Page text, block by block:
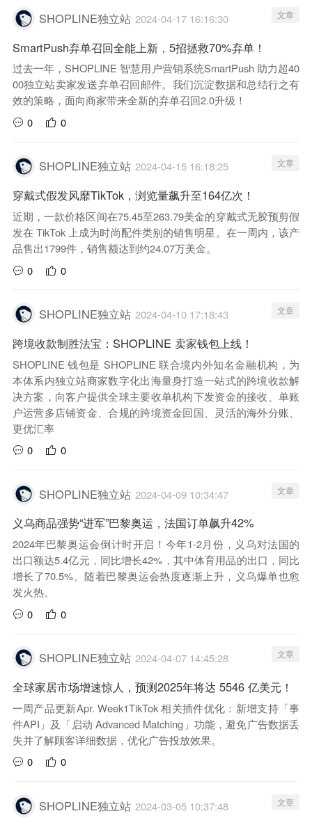
SHOPLINE独立站 2024-04-17 16:16:30 文章
SmartPush弃单召回全能上新，5招拯救70%弃单！
过去一年，SHOPLINE 智慧用户营销系统SmartPush 助力超40
00独立站卖家发送弃单召回邮件。我们沉淀数据和总结行之有
效的策略，面向商家带来全新的弃单召回2.0升级！
0
0
SHOPLINE独立站 2024-04-15 16:18:25 文章
穿戴式假发风靡TikTok，浏览量飙升至164亿次！
近期，一款价格区间在75.45至263.79美金的穿戴式无胶预剪假
发在 TikTok 上成为时尚配件类别的销售明星。在一周内，该产
品售出1799件，销售额达到约24.07万美金。
0
0
SHOPLINE独立站 2024-04-10 17:18:43 文章
跨境收款制胜法宝：SHOPLINE 卖家钱包上线！
SHOPLINE 钱包是 SHOPLINE 联合境内外知名金融机构，为
本体系内独立站商家数字化出海量身打造一站式的跨境收款解
决方案，向客户提供全球主要收单机构下发资金的接收、单账
户运营多店铺资金、合规的跨境资金回国、灵活的海外分账、
更优汇率
0
0
SHOPLINE独立站 2024-04-09 10:34:47 文章
义乌商品强势“进军”巴黎奥运，法国订单飙升42%
2024年巴黎奥运会倒计时开启！今年1-2月份，义乌对法国的
出口额达5.4亿元，同比增长42%，其中体育用品的出口，同比
增长了70.5%。随着巴黎奥运会热度逐渐上升，义乌爆单也愈
发火热。
0
0
SHOPLINE独立站 2024-04-07 14:45:28 文章
全球家居市场增速惊人，预测2025年将达 5546 亿美元！
一周产品更新Apr. Week1TikTok 相关插件优化：新增支持「事
件API」及「启动 Advanced Matching」功能，避免广告数据丢
失并了解顾客详细数据，优化广告投放效果。
0
0
SHOPLINE独立站 2024-03-05 10:37:48 文章